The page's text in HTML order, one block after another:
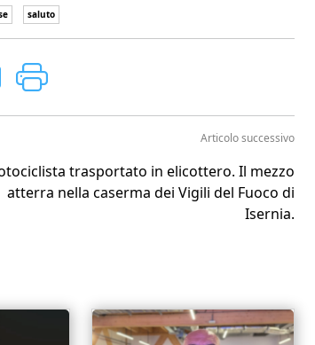
saluto
Articolo successivo
trasportato in elicottero. Il mezzo
atterra nella caserma dei Vigili del Fuoco di
Isernia.